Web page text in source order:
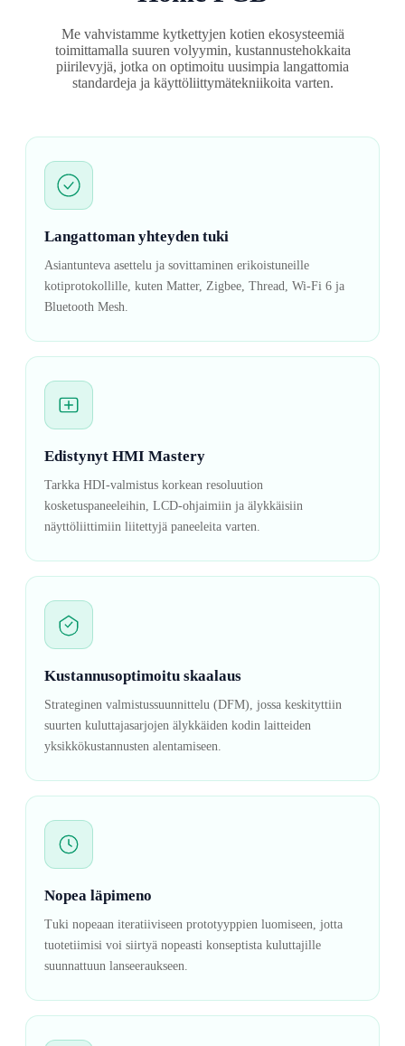
Me vahvistamme kytkettyjen kotien ekosysteemiä
toimittamalla suuren volyymin, kustannustehokkaita
piirilevyjä, jotka on optimoitu uusimpia langattomia
standardeja ja käyttöliittymätekniikoita varten.
Langattoman yhteyden tuki
Asiantunteva asettelu ja sovittaminen erikoistuneille
kotiprotokollille, kuten Matter, Zigbee, Thread, Wi-Fi 6 ja
Bluetooth Mesh.
Edistynyt HMI Mastery
Tarkka HDI-valmistus korkean resoluution
kosketuspaneeleihin, LCD-ohjaimiin ja älykkäisiin
näyttöliittimiin liitettyjä paneeleita varten.
Kustannusoptimoitu skaalaus
Strateginen valmistussuunnittelu (DFM), jossa keskityttiin
suurten kuluttajasarjojen älykkäiden kodin laitteiden
yksikkökustannusten alentamiseen.
Nopea läpimeno
Tuki nopeaan iteratiiviseen prototyyppien luomiseen, jotta
tuotetiimisi voi siirtyä nopeasti konseptista kuluttajille
suunnattuun lanseeraukseen.